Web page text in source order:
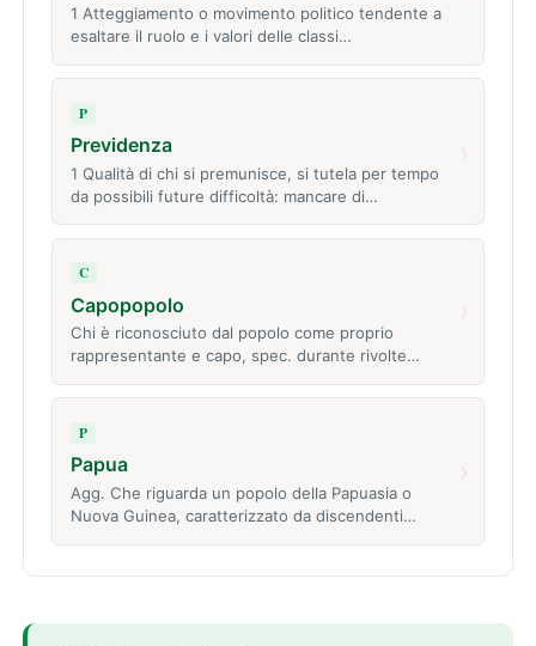
1 Atteggiamento o movimento politico tendente a
esaltare il ruolo e i valori delle classi…
P
Previdenza
1 Qualità di chi si premunisce, si tutela per tempo
da possibili future difficoltà: mancare di…
C
Capopopolo
Chi è riconosciuto dal popolo come proprio
rappresentante e capo, spec. durante rivolte…
P
Papua
Agg. Che riguarda un popolo della Papuasia o
Nuova Guinea, caratterizzato da discendenti…